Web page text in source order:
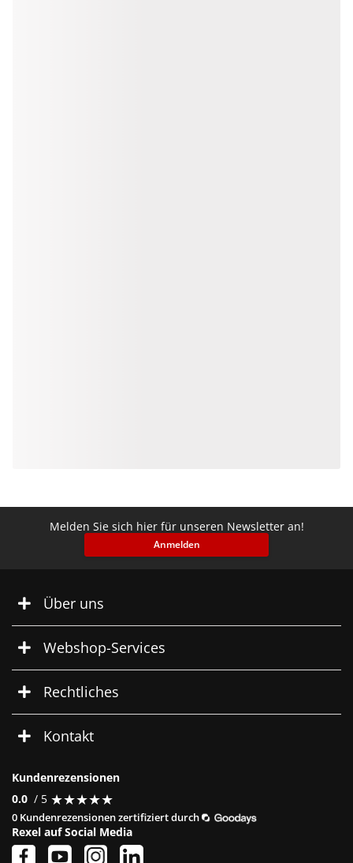
Melden Sie sich hier für unseren Newsletter an!
Anmelden
Über uns
Webshop-Services
Rechtliches
Kontakt
Kundenrezensionen
0.0 / 5 ★★★★★
★★★★★
0 Kundenrezensionen zertifiziert durch
Rexel auf Social Media